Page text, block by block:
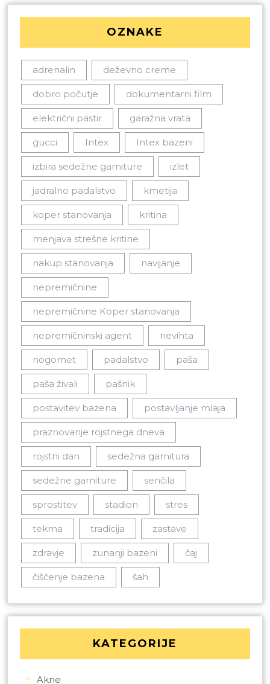
OZNAKE
adrenalin deževno creme
dobro počutje dokumentarni film
električni pastir garažna vrata
gucci Intex Intex bazeni
izbira sedežne garniture izlet
jadralno padalstvo kmetija
koper stanovanja kritina
menjava strešne kritine
nakup stanovanja navijanje
nepremičnine
nepremičnine Koper stanovanja
nepremičninski agent nevihta
nogomet padalstvo paša
paša živali pašnik
postavitev bazena postavljanje mlaja
praznovanje rojstnega dneva
rojstni dan sedežna garnitura
sedežne garniture senčila
sprostitev stadion stres
tekma tradicija zastave
zdravje zunanji bazeni čaj
čiščenje bazena šah
KATEGORIJE
Akne